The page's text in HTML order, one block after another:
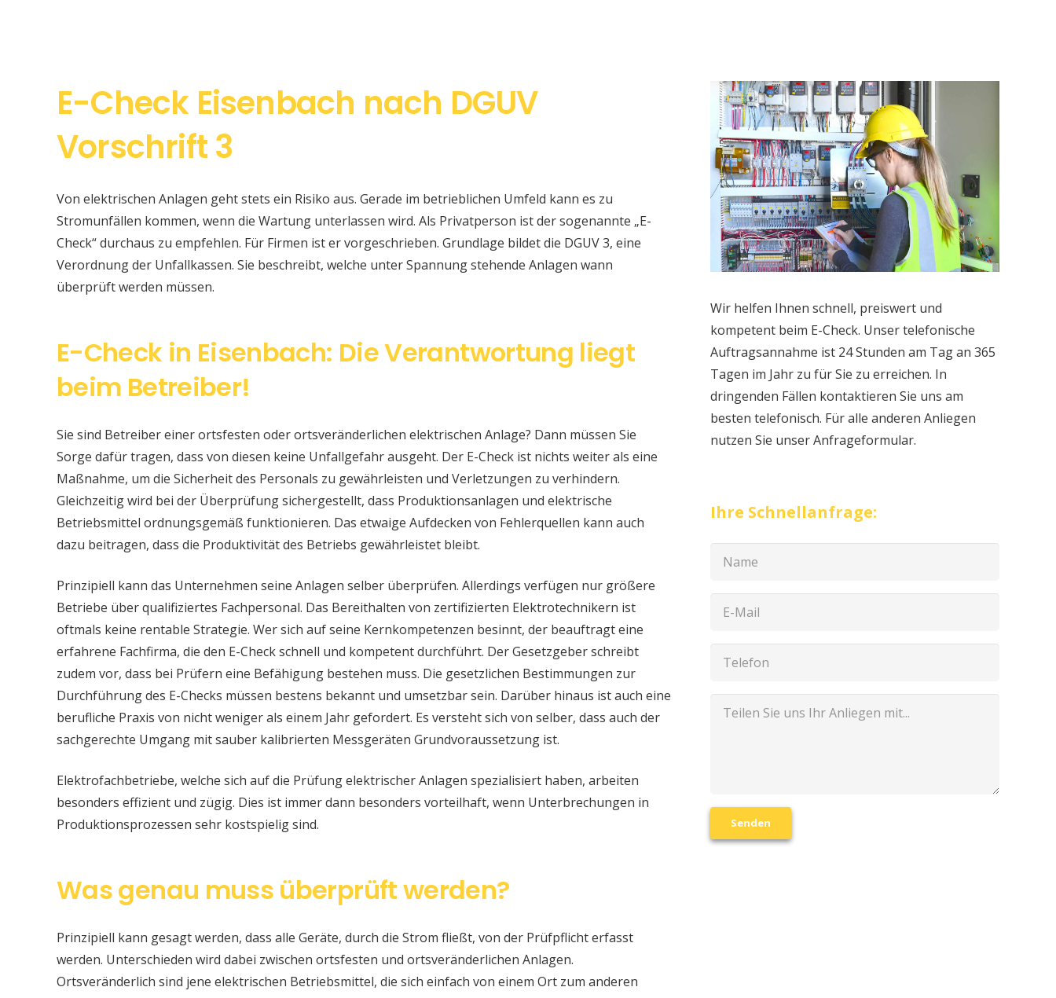
E-Check Eisenbach nach DGUV
Vorschrift 3
Von elektrischen Anlagen geht stets ein Risiko aus. Gerade im betrieblichen Umfeld kann es zu
Stromunfällen kommen, wenn die Wartung unterlassen wird. Als Privatperson ist der sogenannte „E-
Check“ durchaus zu empfehlen. Für Firmen ist er vorgeschrieben. Grundlage bildet die DGUV 3, eine
Verordnung der Unfallkassen. Sie beschreibt, welche unter Spannung stehende Anlagen wann
überprüft werden müssen.
E-Check in Eisenbach: Die Verantwortung liegt
beim Betreiber!
Sie sind Betreiber einer ortsfesten oder ortsveränderlichen elektrischen Anlage? Dann müssen Sie
Sorge dafür tragen, dass von diesen keine Unfallgefahr ausgeht. Der E-Check ist nichts weiter als eine
Maßnahme, um die Sicherheit des Personals zu gewährleisten und Verletzungen zu verhindern.
Gleichzeitig wird bei der Überprüfung sichergestellt, dass Produktionsanlagen und elektrische
Betriebsmittel ordnungsgemäß funktionieren. Das etwaige Aufdecken von Fehlerquellen kann auch
dazu beitragen, dass die Produktivität des Betriebs gewährleistet bleibt.
Prinzipiell kann das Unternehmen seine Anlagen selber überprüfen. Allerdings verfügen nur größere
Betriebe über qualifiziertes Fachpersonal. Das Bereithalten von zertifizierten Elektrotechnikern ist
oftmals keine rentable Strategie. Wer sich auf seine Kernkompetenzen besinnt, der beauftragt eine
erfahrene Fachfirma, die den E-Check schnell und kompetent durchführt. Der Gesetzgeber schreibt
zudem vor, dass bei Prüfern eine Befähigung bestehen muss. Die gesetzlichen Bestimmungen zur
Durchführung des E-Checks müssen bestens bekannt und umsetzbar sein. Darüber hinaus ist auch eine
berufliche Praxis von nicht weniger als einem Jahr gefordert. Es versteht sich von selber, dass auch der
sachgerechte Umgang mit sauber kalibrierten Messgeräten Grundvoraussetzung ist.
Elektrofachbetriebe, welche sich auf die Prüfung elektrischer Anlagen spezialisiert haben, arbeiten
besonders effizient und zügig. Dies ist immer dann besonders vorteilhaft, wenn Unterbrechungen in
Produktionsprozessen sehr kostspielig sind.
Was genau muss überprüft werden?
Prinzipiell kann gesagt werden, dass alle Geräte, durch die Strom fließt, von der Prüfpflicht erfasst
werden. Unterschieden wird dabei zwischen ortsfesten und ortsveränderlichen Anlagen.
Ortsveränderlich sind jene elektrischen Betriebsmittel, die sich einfach von einem Ort zum anderen
Wir helfen Ihnen schnell, preiswert und
kompetent beim E-Check. Unser telefonische
Auftragsannahme ist 24 Stunden am Tag an 365
Tagen im Jahr zu für Sie zu erreichen. In
dringenden Fällen kontaktieren Sie uns am
besten telefonisch. Für alle anderen Anliegen
nutzen Sie unser Anfrageformular.
Ihre Schnellanfrage:
Senden